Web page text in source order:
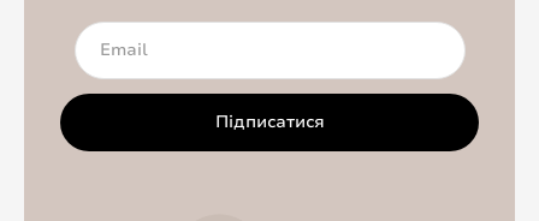
Підписатися